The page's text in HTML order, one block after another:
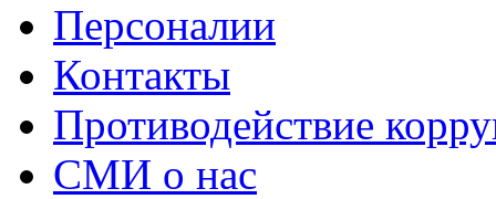
Персоналии
Контакты
Противодействие
СМИ о нас